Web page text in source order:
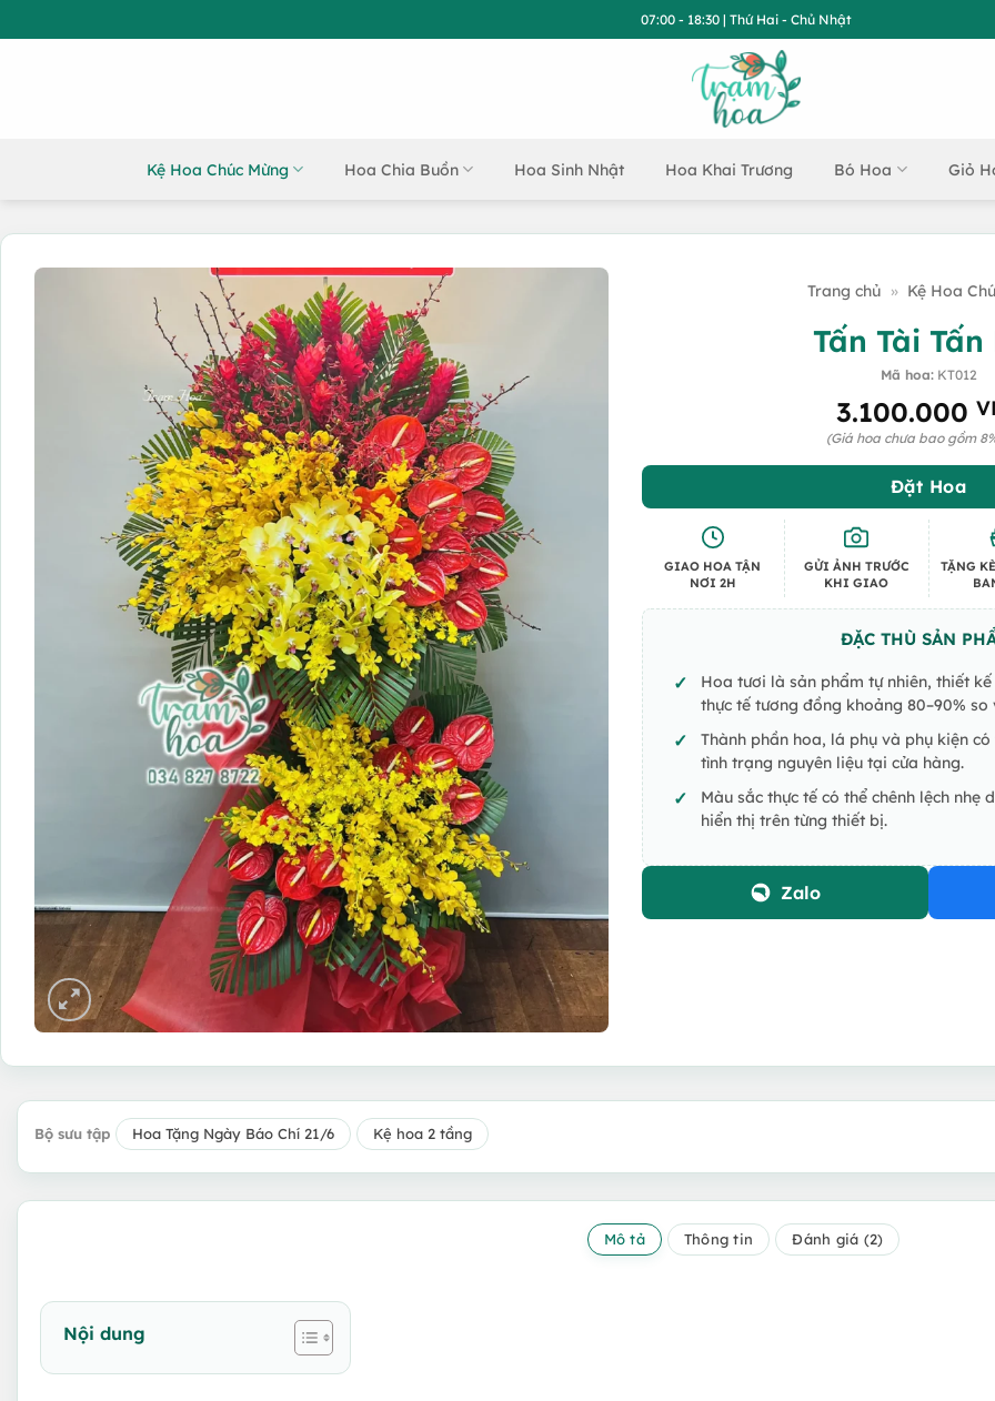
qua
07:00 - 18:30 | Thứ Hai - Chủ Nhật
Kệ Hoa Chúc Mừng Hoa Chia Buồn Hoa Sinh Nhật Hoa Khai Trương Bó Hoa Giỏ
Trang chủ » Kệ Hoa
Tấn Tài Tấn
Mã hoa:KT012
3.100.000
(Giá hoa chưa bao gồm
Đặt Hoa
GIAO HOA TẬN
NƠI 2H
GỬI ẢNH TRƯỚC
KHI GIAO
TẶNG
ĐẶC THÙ SẢN
Hoa tươi là sản phẩm tự nhiên, thiết
thực tế tương đồng khoảng 80–90% so
Thành phần hoa, lá phụ và phụ kiện
tình trạng nguyên liệu tại cửa hàng.
Màu sắc thực tế có thể chênh lệch nhẹ
hiển thị trên từng thiết bị.
Zalo
Bộ sưu tập Hoa Tặng Ngày Báo Chí 21/6 Kệ hoa 2 tầng
Mô tả Thông tin Đánh giá (2)
Nội dung